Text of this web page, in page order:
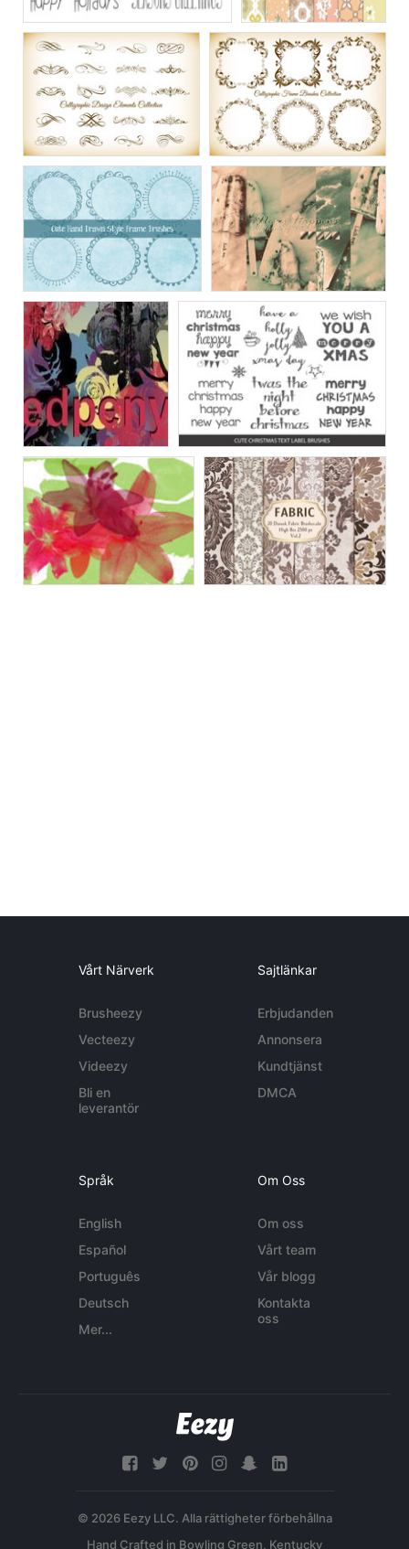
Vårt Närverk
Brusheezy
Vecteezy
Videezy
Bli en
leverantör
Sajtlänkar
Erbjudanden
Annonsera
Kundtjänst
DMCA
Språk
English
Español
Português
Deutsch
Mer...
Om Oss
Om oss
Vårt team
Vår blogg
Kontakta
oss
© 2026 Eezy LLC. Alla rättigheter förbehållna